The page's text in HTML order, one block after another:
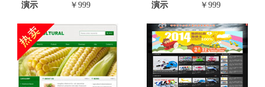
演示
￥999
演示
￥999